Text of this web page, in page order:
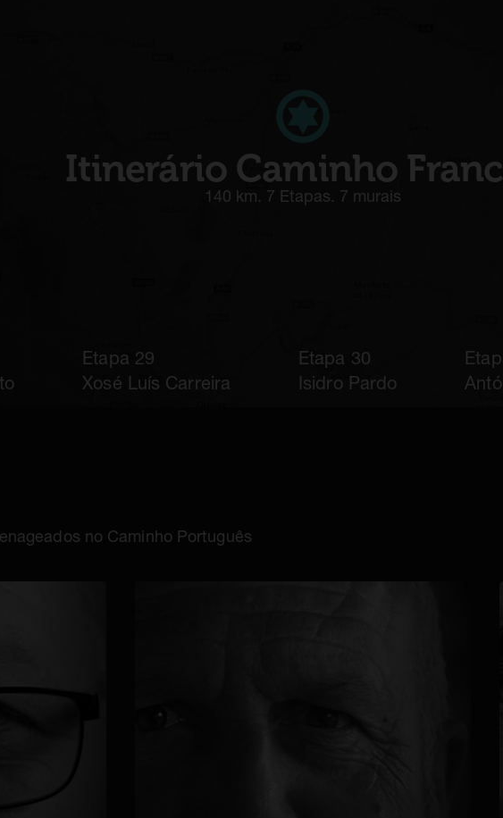
Itinerário Caminho
140 km. 7 Etapas. 7 murais
Etapa 29
Xosé Luís Carreira
Etapa 30
Isidro Pardo
no Caminho Português